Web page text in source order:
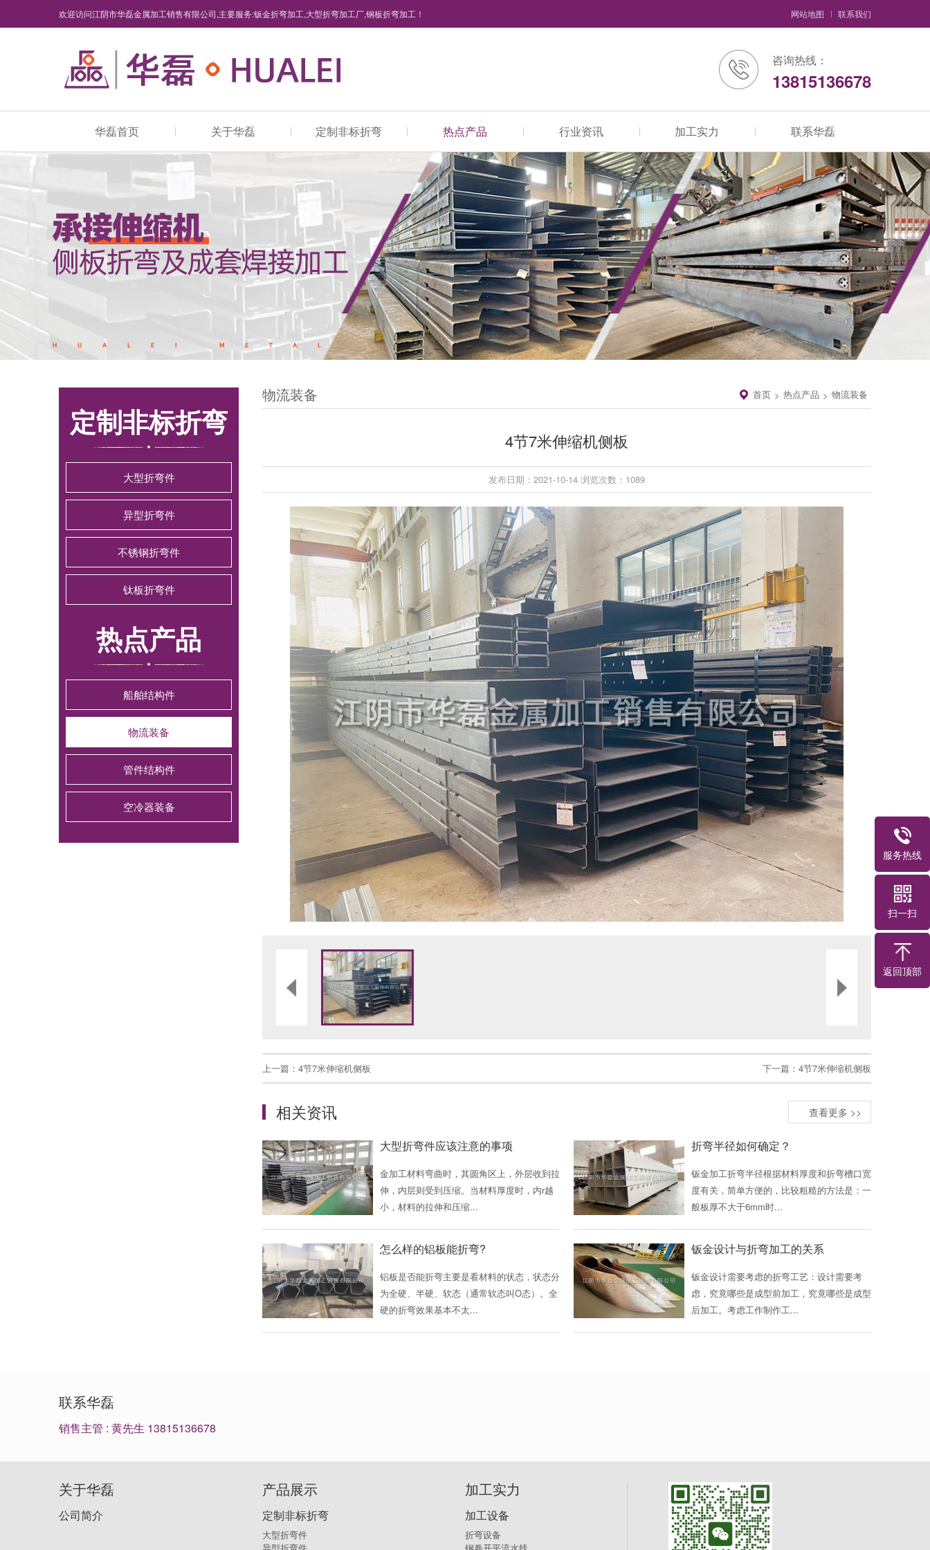
欢迎访问江阴市华磊金属加工销售有限公司,主要服务:钣金折弯加工,大型折弯加工厂,钢板折弯加工！ 联系我们
网站地图
咨询热线：
13815136678
华磊首页 关于华磊 定制非标折弯 热点产品 行业资讯 加工实力 联系华磊
服务热线
扫一扫
返回顶部
定制非标折弯
大型折弯件
异型折弯件
不锈钢折弯件
钛板折弯件
热点产品
船舶结构件
物流装备
管件结构件
空冷器装备
物流装备 首页 > 热点产品 > 物流装备
4节7米伸缩机侧板
发布日期：2021-10-14 浏览次数：1089
上一篇： 4节7米伸缩机侧板 下一篇： 4节7米伸缩机侧板
相关资讯 查看更多 >>
大型折弯件应该注意的事项
金加工材料弯曲时，其圆角区上，外层收到拉
伸，内层则受到压缩。当材料厚度时，内r越
小，材料的拉伸和压缩...
折弯半径如何确定？
钣金加工折弯半径根据材料厚度和折弯槽口宽
度有关，简单方便的，比较粗糙的方法是：一
般板厚不大于6mm时...
怎么样的铝板能折弯?
铝板是否能折弯主要是看材料的状态，状态分
为全硬、半硬、软态（通常软态叫O态）。全
硬的折弯效果基本不太...
钣金设计与折弯加工的关系
钣金设计需要考虑的折弯工艺：设计需要考
虑，究竟哪些是成型前加工，究竟哪些是成型
后加工。考虑工作制作工...
联系华磊
销售主管 : 黄先生 13815136678
关于华磊
公司简介
产品展示
定制非标折弯
大型折弯件
加工实力
加工设备
折弯设备